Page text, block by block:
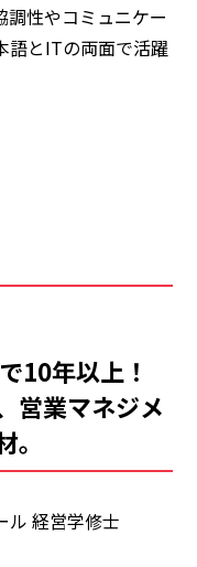
性やコミュニケー
語とITの両面で活躍
10年以上！
営業マネジメ
ル 経営学修士